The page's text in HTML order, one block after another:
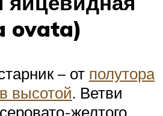
ovata)
– от полутора
высотой. Ветви
желтого